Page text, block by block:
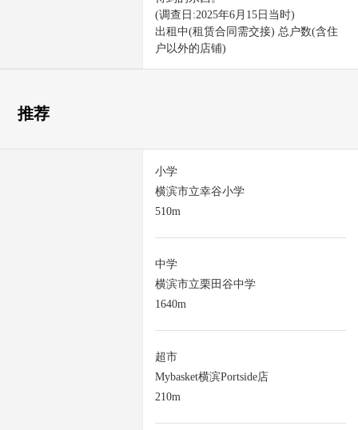
(调查日:2025年6月15日当时)
出租中(租赁合同需交接) 总户数(含住
户以外的店铺)
推荐
小学
横滨市立幸谷小学
510m
中学
横滨市立栗田谷中学
1640m
超市
Mybasket横滨Portside店
210m